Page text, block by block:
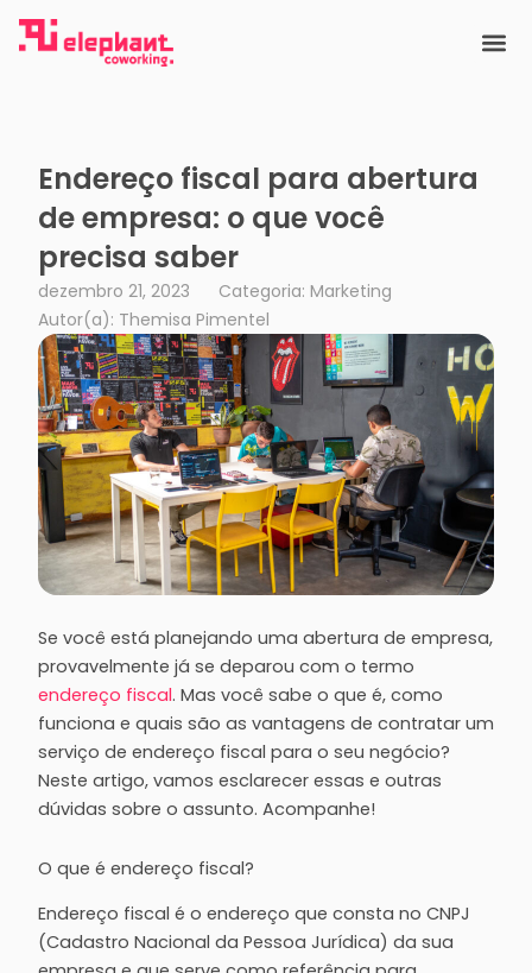
para
Endereço fiscal para abertura
de empresa: o que você
precisa saber
dezembro 21, 2023
Categoria: Marketing
Autor(a): Themisa Pimentel
Se você está planejando uma abertura de empresa,
provavelmente já se deparou com o termo
endereço fiscal. Mas você sabe o que é, como
funciona e quais são as vantagens de contratar um
serviço de endereço fiscal para o seu negócio?
Neste artigo, vamos esclarecer essas e outras
dúvidas sobre o assunto. Acompanhe!
O que é endereço fiscal?
Endereço fiscal é o endereço que consta no CNPJ
(Cadastro Nacional da Pessoa Jurídica) da sua